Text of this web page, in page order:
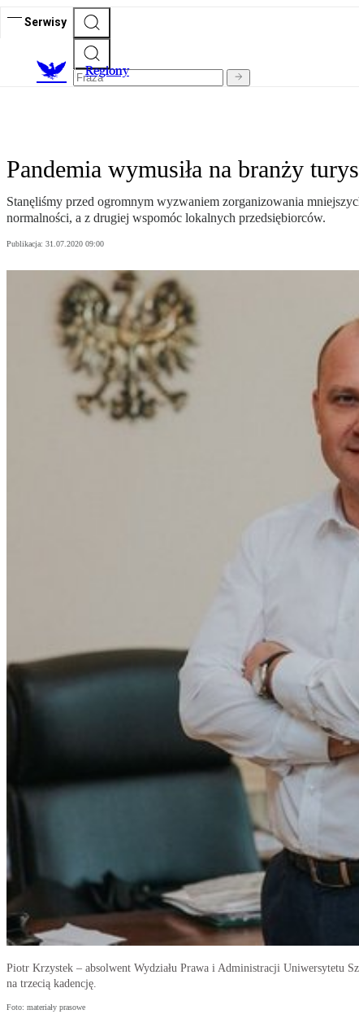
Serwisy
Regiony
Pandemia wymusiła na branży
Stanęliśmy przed ogromnym wyzwaniem zorganizowania
normalności, a z drugiej wspomóc lokalnych przedsiębiorców.
Publikacja: 31.07.2020 09:00
Piotr Krzystek – absolwent Wydziału Prawa i Administracji Uniwersytetu
na trzecią kadencję.
Foto: materiały prasowe